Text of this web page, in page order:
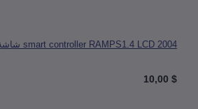
smart controller RAMPS1.4 LCD 2004 شاشة تحكم
$ 10,00